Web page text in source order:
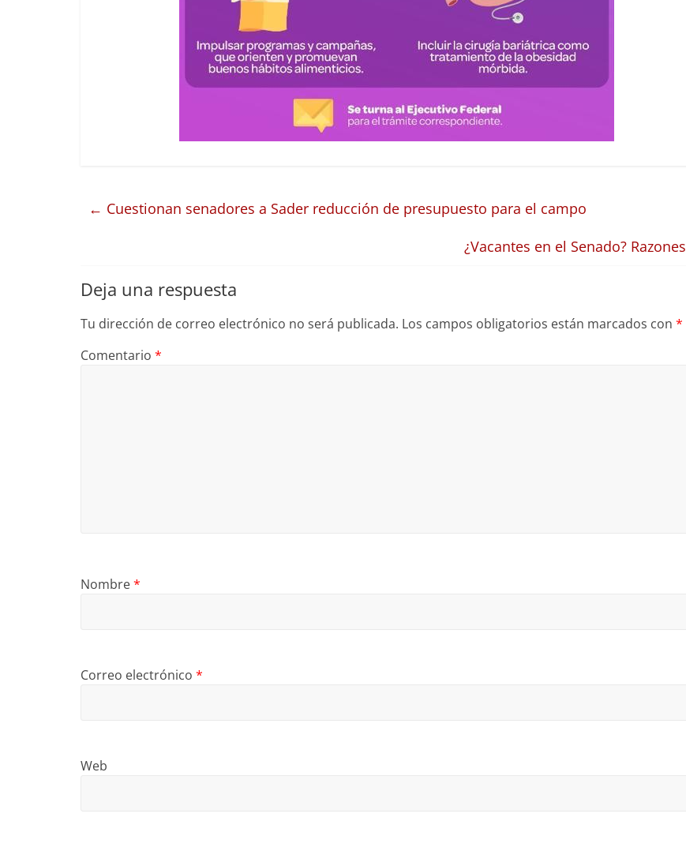
← Cuestionan senadores a Sader reducción de presupuesto para el campo
¿Vacantes en el Senado? Razones
Deja una respuesta
Tu dirección de correo electrónico no será publicada. Los campos obligatorios están marcados con *
Comentario *
Nombre*
Correo electrónico *
Web